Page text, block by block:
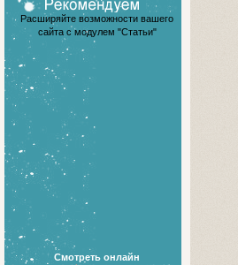
Расширяйте возможности вашего
сайта с модулем "Статьи"
Смотреть онлайн